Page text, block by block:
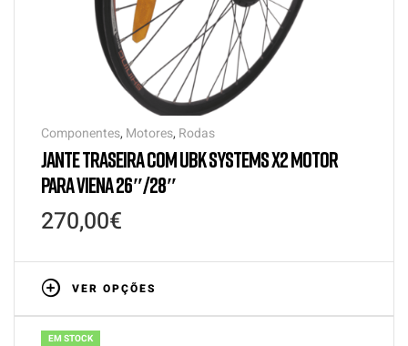
Componentes, Motores, Rodas
JANTE TRASEIRA COM UBK SYSTEMS X2 MOTOR
PARA VIENA 26″/28″
270,00€
VER OPÇÕES
EM STOCK